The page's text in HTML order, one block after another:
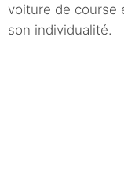
voiture de course
son individualité.